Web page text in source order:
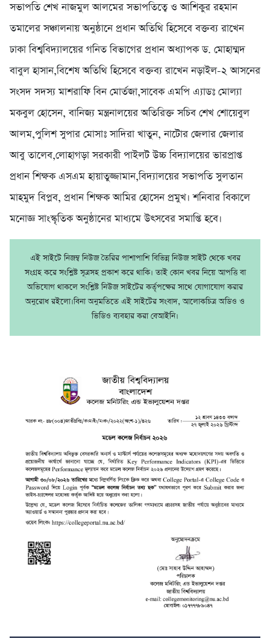
সভাপতি শেখ নাজমুল আলমের সভাপতিত্বে ও আশিকুর রহমান
তমালের সঞ্চালনায় অনুষ্ঠানে প্রধান অতিথি হিসেবে বক্তব্য রাখেন
ঢাকা বিশ্ববিদ্যালয়ের গনিত বিভাগের প্রধান অধ্যাপক ড. মোহাম্মদ
বাবুল হাসান,বিশেষ অতিথি হিসেবে বক্তব্য রাখেন নড়াইল-২ আসনের
সংসদ সদস্য মাশরাফি বিন মোর্তজা,সাবেক এমপি এ্যাডঃ মোল্যা
মকবুল হোসেন, বানিজ্য মন্ত্রনালয়ের অতিরিক্ত সচিব শেখ শোয়েবুল
আলম,পুলিশ সুপার মোসাঃ সাদিরা খাতুন, নাটোর জেলার জেলার
আবু তালেব,লোহাগড়া সরকারী পাইলট উচ্চ বিদ্যালয়ের ভারপ্রাপ্ত
প্রধান শিক্ষক এসএম হায়াতুজ্জামান,বিদ্যালয়ের সভাপতি সুলতান
মাহমুদ বিপ্লব, প্রধান শিক্ষক আমির হোসেন প্রমুখ। শনিবার বিকালে
মনোজ্ঞ সাংস্কৃতিক অনুষ্ঠানের মাধ্যমে উৎসবের সমাপ্তি হবে।
এই সাইটে নিজম্ব নিউজ তৈরির পাশাপাশি বিভিন্ন নিউজ সাইট থেকে খবর
সংগ্রহ করে সংশ্লিষ্ট সূত্রসহ প্রকাশ করে থাকি। তাই কোন খবর নিয়ে আপত্তি বা
অভিযোগ থাকলে সংশ্লিষ্ট নিউজ সাইটের কর্তৃপক্ষের সাথে যোগাযোগ করার
অনুরোধ রইলো।বিনা অনুমতিতে এই সাইটের সংবাদ, আলোকচিত্র অডিও ও
ভিডিও ব্যবহার করা বেআইনি।